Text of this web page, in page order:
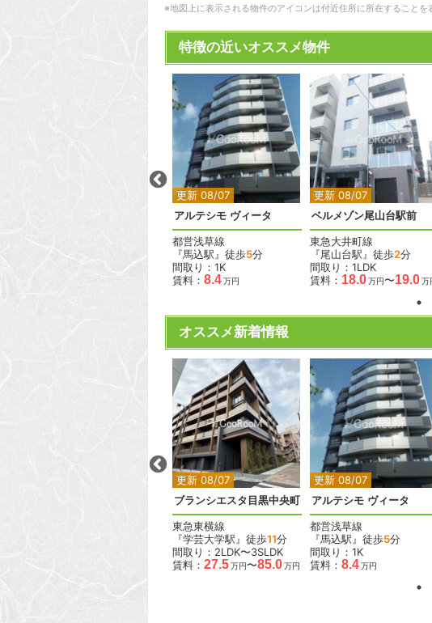
※地図上に表示される物件のアイコンは付近住所に所在すること
特徴の近いオススメ物件
『恵比寿駅』徒歩
更新 08/07
2
アルテシモ ヴィータ
都営浅草線
『馬込駅』徒歩5分
間取り：1K
賃料： 8.4万円
更新 08/07
2
ベルメゾン尾山台駅前
東急大井町線
『尾山台駅』徒歩2分
間取り：1LDK
賃料： 18.0万円〜19.0万
オススメ新着情報
〜
更新 08/07
2
ブランシエスタ目黒中央町
東急東横線
『学芸大学駅』徒歩11分
間取り：2LDK〜3SLDK
賃料： 27.5万円〜85.0万円
更新 08/07
2
アルテシモ ヴィータ
都営浅草線
『馬込駅』徒歩5分
間取り：1K
賃料： 8.4万円